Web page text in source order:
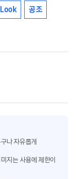
공조
나 자유롭게
지는 사용에 제한이